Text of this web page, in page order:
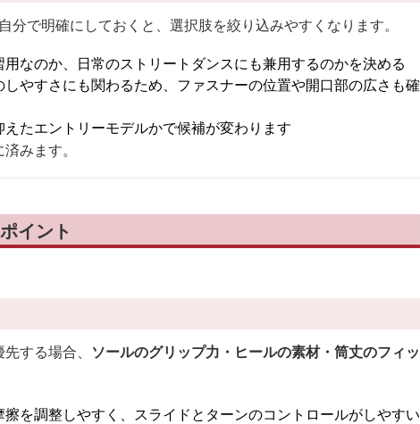
で明確にしておくと、選択肢を絞り込みやすくなります。
なのか、日常のストリートダンスにも兼用するのかを決める
しやすさにも関わるため、ファスナーの位置や開口部の広さも確
たエントリーモデルかで候補が変わります
みます。
イント
する場合、 ソールのグリップ力・ヒールの素材・筒丈のフィッ
擦を調整しやすく、スライドとターンのコントロールがしやすい